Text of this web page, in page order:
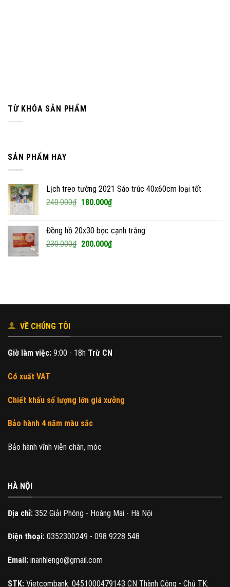
TỪ KHÓA SẢN PHẨM
SẢN PHẨM HAY
Lịch treo tường 2021 Sáo trúc 40x60cm loại tốt
240.000₫ Giá
240.000₫.
180.000₫Giá
là:
180.000₫.
Đồng hồ 20x30 bọc cạnh trắng
230.000₫ Giá
200.000₫Giá
VỀ CHÚNG TÔI
Giờ làm việc: 9:00 - 18h Trừ CN
Có xuất VAT
Chiết khấu số lượng lớn giá xưởng
Bảo hành 4 năm màu sắc
Bảo hành vĩnh viễn chân, móc
HÀ NỘI
Địa chỉ: 352 Giải Phóng - Hoàng Mai - Hà Nội
Điện thoại: 0352300249 - 098 9228 548
Email: inanhlengo@gmail.com
STK: Vietcombank: 0451000479143 CN Thành Công - Chủ TK: